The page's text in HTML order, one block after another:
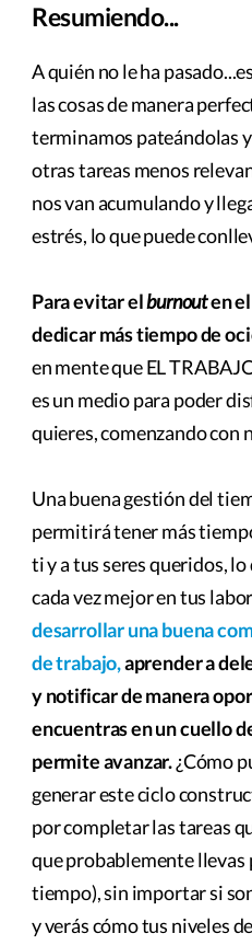
Resumiendo...
A quién no le ha
las cosas de manera
terminamos pateándolas
otras tareas menos
nos van acumulando y
estrés, lo que puede
Para evitar elburnouten
dedicar más tiempo de
en mente que EL
es un medio para poder
quieres, comenzando con
Una buena gestión del
permitirá tener más
ti y a tus seres queridos,
cada vez mejor en tus
desarrollar una buena
de trabajo,aprender a
y notificar de manera
encuentras en un cuello
permite avanzar.¿Cómo
generar este ciclo
por completar las tareas
que probablemente llevas
tiempo), sin importar si
y verás cómo tus niveles